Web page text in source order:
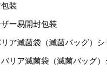
装
ア滅菌袋（滅菌バッグ）シ